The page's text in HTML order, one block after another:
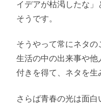
イデアが枯渇したな
そうです。
そうやって常にネタ
生活の中の出来事や
付きを得て、ネタを生
さらば青春の光は面